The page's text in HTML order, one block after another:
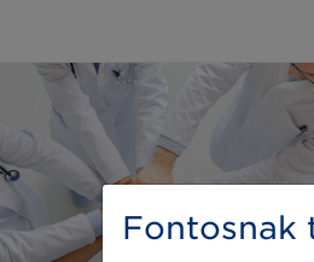
Fontosnak